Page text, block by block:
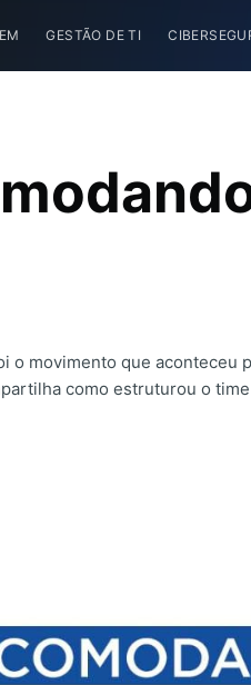
GESTÃO DE TI
o movimento que aconteceu
como estruturou o